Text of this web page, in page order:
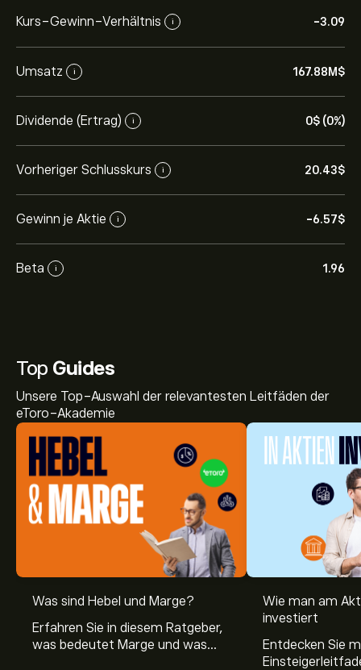
Kurs-Gewinn-Verhältnis i -3.09
Umsatz i 167.88M‎$‎
Dividende (Ertrag) i 0‎$‎ (0%)
Vorheriger Schlusskurs i 20.43‎$‎
Gewinn je Aktie i -6.57‎$‎
Beta i 1.96
Top Guides
Unsere Top-Auswahl der relevantesten Leitfäden der
eToro-Akademie
Was sind Hebel und Marge?
Erfahren Sie in diesem Ratgeber,
was bedeutet Marge und was
Wie man am
investiert
Entdecken Sie